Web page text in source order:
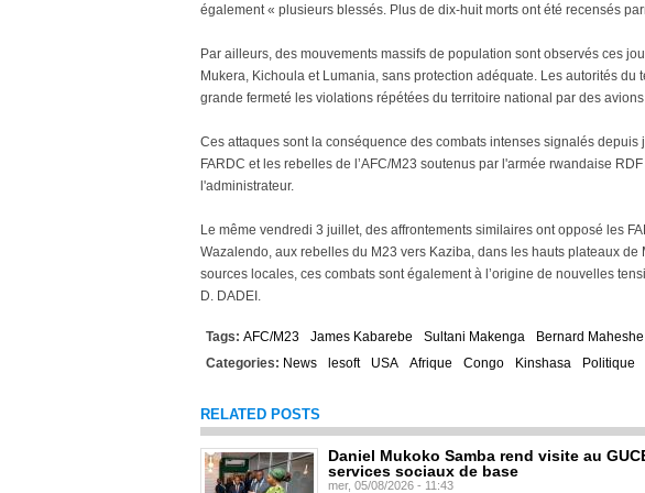
également « plusieurs blessés. Plus de dix-huit morts ont été recensés
Par ailleurs, des mouvements massifs de population sont observés ces
Mukera, Kichoula et Lumania, sans protection adéquate. Les autorités
grande fermeté les violations répétées du territoire national par des
Ces attaques sont la conséquence des combats intenses signalés
FARDC et les rebelles de l’AFC/M23 soutenus par l'armée rwandaise
l'administrateur.
Le même vendredi 3 juillet, des affrontements similaires ont opposé les
Wazalendo, aux rebelles du M23 vers Kaziba, dans les hauts plateaux
sources locales, ces combats sont également à l’origine de nouvelles
D. DADEI.
Tags: AFC/M23 James Kabarebe Sultani Makenga
Bernard
Categories: News lesoft USA Afrique Congo Kinshasa Politique
RELATED POSTS
Daniel Mukoko Samba rend visite au
services sociaux de base
mer, 05/08/2026 - 11:43